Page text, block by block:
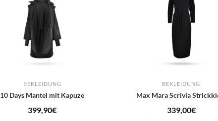
BEKLEIDUNG
10 Days Mantel mit Kapuze
399,90€
BEKLEIDUNG
Max Mara Scrivia
339,00€